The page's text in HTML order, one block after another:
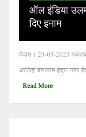
ऑल इंडिया
दिए इनाम
देवास। 23-03-2023
आलिही वसल्लम इंद्रा नगर
Read More